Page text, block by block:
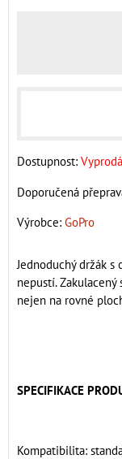
Dostupnost:
Výrobce: GoPro
Jednoduchý držák s
nepustí.
nejen na rovné
SPECIFIKACE
Kompatibilita: